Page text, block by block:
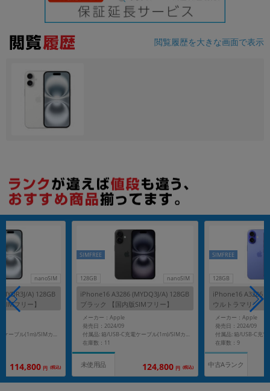
閲覧履歴を大きな画面で表示
nanoSIM
A) 128GB
フリー】
付属品: 箱/USB-C充電ケーブル(1m)/SIMカードツール
114,800 円 (税込)
128GB nanoSIM
SIMFREE
iPhone16 A3286 (MYDQ3J/A) 128GB
ブラック 【国内版SIMフリー】
メーカー：Apple
発売日：2024/09
付属品: 箱/USB-C充電ケーブル(1m)/SIMカードツール
在庫数：11
未使用品 124,800 円 (税込)
128GB
SIMFREE
iPhone16 A3286
ウルトラマリン
ー】
メーカー：Apple
発売日：2024/09
在庫数：9
中古Aランク
円 ～ 円